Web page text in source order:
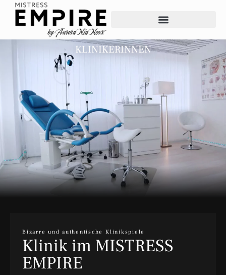
KLINIKERINNEN
Bizarre und authentische Klinikspiele
Klinik im MISTRESS
EMPIRE